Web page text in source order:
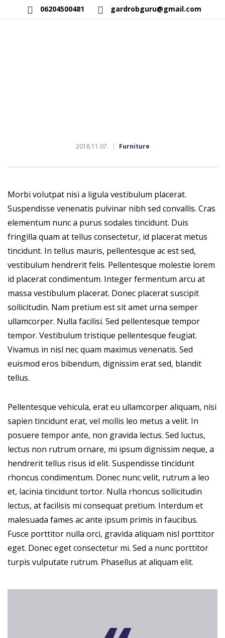
06204500481 gardrobguru@gmail.com
2018.11.07. Furniture
Morbi volutpat nisi a ligula vestibulum placerat.
Suspendisse venenatis pulvinar nibh sed convallis. Cras
elementum nunc a purus sodales tincidunt. Duis
fringilla quam at tellus consectetur, id placerat metus
tincidunt. In tellus mauris, pellentesque ac est sed,
vestibulum hendrerit felis. Pellentesque molestie lorem
id placerat condimentum. Integer fermentum arcu at
massa vestibulum placerat. Donec placerat suscipit
sollicitudin. Nam pretium est sit amet urna semper
ullamcorper. Nulla facilisi. Sed pellentesque tempor
tempor. Vestibulum tristique pellentesque feugiat.
Vivamus in nisl nec quam maximus venenatis. Sed
euismod eros bibendum, dignissim erat sed, blandit
tellus.
Pellentesque vehicula, erat eu ullamcorper aliquam, nisi
sapien tincidunt erat, vel mollis leo metus a velit. In
posuere tempor ante, non gravida lectus. Sed luctus,
lectus non rutrum ornare, mi ipsum dignissim neque, a
hendrerit tellus risus id elit. Suspendisse tincidunt
rhoncus condimentum. Donec nunc velit, rutrum a leo
et, lacinia tincidunt tortor. Nulla rhoncus sollicitudin
lectus, at facilisis mi consequat pretium. Interdum et
malesuada fames ac ante ipsum primis in faucibus.
Fusce porttitor nulla orci, gravida aliquam nisl porttitor
eget. Donec eget consectetur mi. Sed a nunc porttitor
turpis vulputate rutrum. Phasellus at aliquam elit.